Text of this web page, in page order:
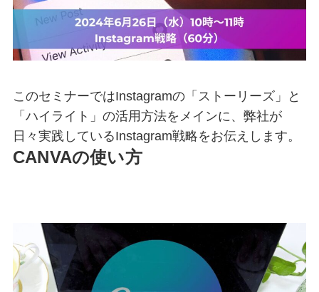
このセミナーではInstagramの「ストーリーズ」と
「ハイライト」の活用方法をメインに、弊社が
日々実践しているInstagram戦略をお伝えします。
CANVAの使い方